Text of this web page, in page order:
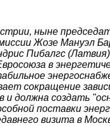
ныне
Жозе Мануэл
Пибалгс (Латвия)
в
сокращение
должна создать
поставки
визита в